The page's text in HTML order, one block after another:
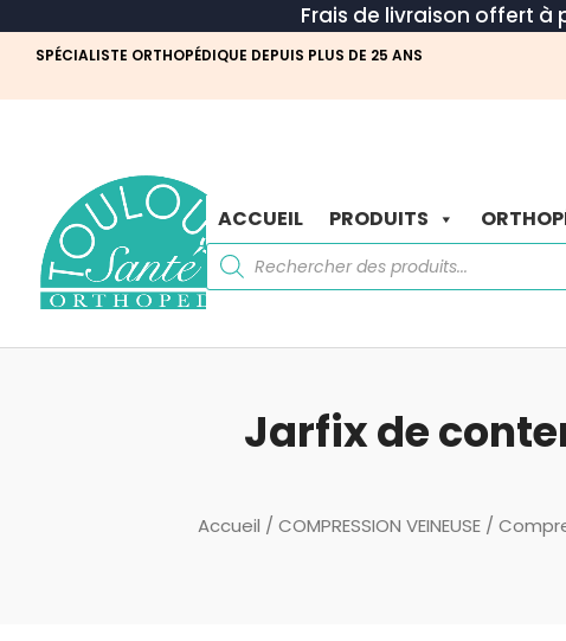
Frais de livraison offert
SPÉCIALISTE ORTHOPÉDIQUE DEPUIS PLUS DE 25 ANS
ACCUEIL PRODUITS
Recherche
de
produits
Jarfix de
Accueil / COMPRESSION VEINEUSE /